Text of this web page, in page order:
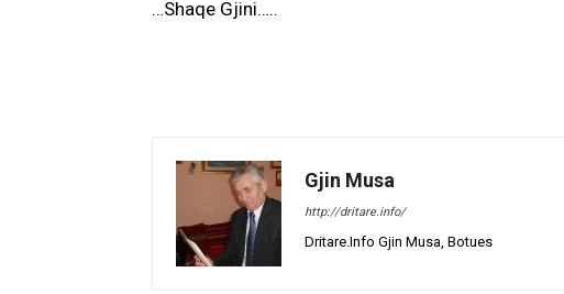
…Shaqe Gjini…..
Gjin Musa
http://dritare.info/
Dritare.Info Gjin Musa, Botues